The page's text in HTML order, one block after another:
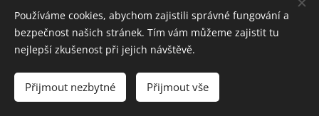
© 2020Základní škola EQ.Všechna práva vyhrazena.
Vytvořeno službou Webnode
Používáme cookies, abychom zajistili správné fungování a
bezpečnost našich stránek. Tím vám můžeme zajistit tu
nejlepší zkušenost při jejich návštěvě.
Přijmout nezbytné Přijmout vše